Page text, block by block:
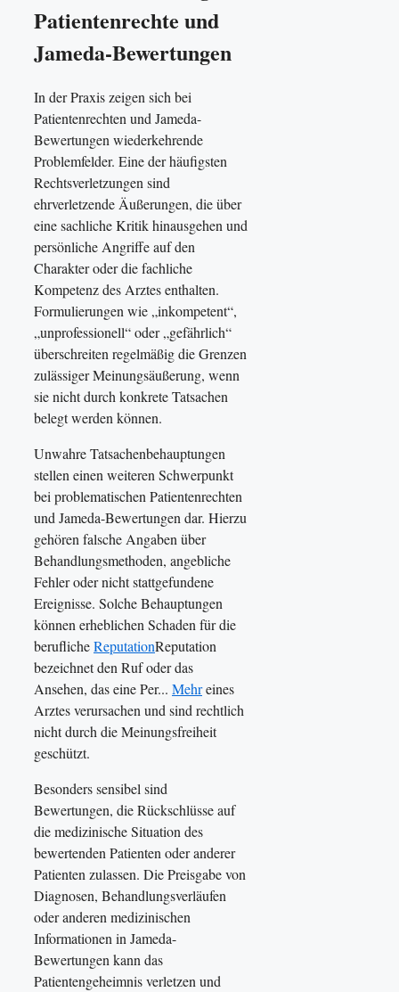
Patientenrechte und
Jameda-Bewertungen
In der Praxis zeigen sich bei
Patientenrechten und Jameda-
Bewertungen wiederkehrende
Problemfelder. Eine der häufigsten
Rechtsverletzungen sind
ehrverletzende Äußerungen, die über
eine sachliche Kritik hinausgehen und
persönliche Angriffe auf den
Charakter oder die fachliche
Kompetenz des Arztes enthalten.
Formulierungen wie „inkompetent“,
„unprofessionell“ oder „gefährlich“
überschreiten regelmäßig die Grenzen
zulässiger Meinungsäußerung, wenn
sie nicht durch konkrete Tatsachen
belegt werden können.
Unwahre Tatsachenbehauptungen
stellen einen weiteren Schwerpunkt
bei problematischen Patientenrechten
und Jameda-Bewertungen dar. Hierzu
gehören falsche Angaben über
Behandlungsmethoden, angebliche
Fehler oder nicht stattgefundene
Ereignisse. Solche Behauptungen
können erheblichen Schaden für die
beruflicheReputationReputation
bezeichnet den Ruf oder das
Ansehen, das eine Per... Mehreines
Arztes verursachen und sind rechtlich
nicht durch die Meinungsfreiheit
geschützt.
Besonders sensibel sind
Bewertungen, die Rückschlüsse auf
die medizinische Situation des
bewertenden Patienten oder anderer
Patienten zulassen. Die Preisgabe von
Diagnosen, Behandlungsverläufen
oder anderen medizinischen
Informationen in Jameda-
Bewertungen kann das
Patientengeheimnis verletzen und